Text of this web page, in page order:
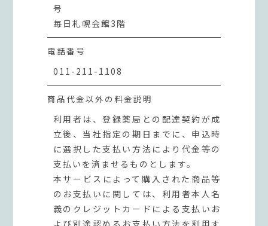
号
毎日札幌会館3階
電話番号
011-211-1108
商品代金以外の料金説明
利用者は、登録薬局との配達契約が成
立後、当社指定の期日までに、申込時
に選択した支払い方法により代金等の
支払いを済ませるものとします。
本サービスによって購入された商品等
のお支払いに関しては、利用者本人名
義のクレジットカードによる支払いお
よび別途認めるお支払い方法を利用す